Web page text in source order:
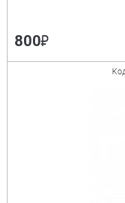
800₽